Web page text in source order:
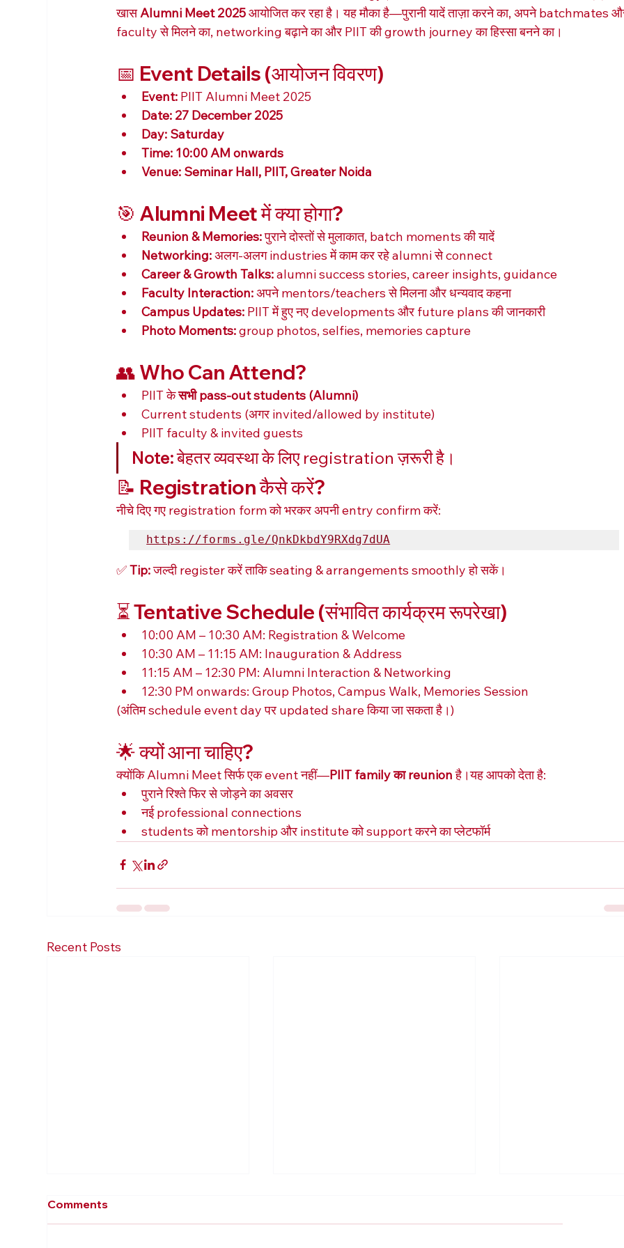
खास Alumni Meet 2025 आयोजित कर रहा है। यह मौका है—पुरानी यादें ताज़ा करने का, अपने batchmates
faculty से मिलने का, networking बढ़ाने का और PIIT की growth journey का हिस्सा बनने का।
📅 Event Details (आयोजन विवरण)
Event: PIIT Alumni Meet 2025
Date: 27 December 2025
Day: Saturday
Time: 10:00 AM onwards
Venue: Seminar Hall, PIIT, Greater Noida
🎯 Alumni Meet में क्या होगा?
Reunion & Memories: पुराने दोस्तों से मुलाकात, batch moments की यादें
Networking: अलग-अलग industries में काम कर रहे alumni से connect
Career & Growth Talks: alumni success stories, career insights, guidance
Faculty Interaction: अपने mentors/teachers से मिलना और धन्यवाद कहना
Campus Updates: PIIT में हुए नए developments और future plans की जानकारी
Photo Moments: group photos, selfies, memories capture
👥 Who Can Attend?
PIIT के सभी pass-out students (Alumni)
Current students (अगर invited/allowed by institute)
PIIT faculty & invited guests
Note: बेहतर व्यवस्था के लिए registration ज़रूरी है।
📝 Registration कैसे करें?
नीचे दिए गए registration form को भरकर अपनी entry confirm करें:
https://forms.gle/QnkDkbdY9RXdg7dUA
✅ Tip: जल्दी register करें ताकि seating & arrangements smoothly हो सकें।
⏳ Tentative Schedule (संभावित कार्यक्रम रूपरेखा)
10:00 AM – 10:30 AM: Registration & Welcome
10:30 AM – 11:15 AM: Inauguration & Address
11:15 AM – 12:30 PM: Alumni Interaction & Networking
12:30 PM onwards: Group Photos, Campus Walk, Memories Session
(अंतिम schedule event day पर updated share किया जा सकता है।)
🌟 क्यों आना चाहिए?
क्योंकि Alumni Meet सिर्फ एक event नहीं—PIIT family का reunion है।यह आपको देता है:
पुराने रिश्ते फिर से जोड़ने का अवसर
नई professional connections
students को mentorship और institute को support करने का प्लेटफॉर्म
Recent Posts
Comments